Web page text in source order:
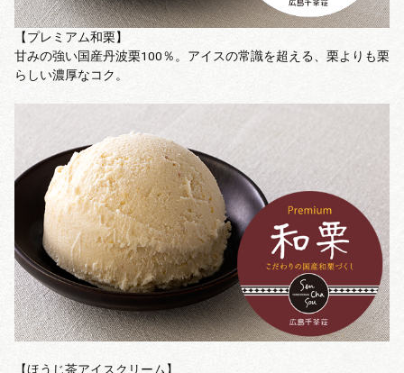
【プレミアム和栗】
甘みの強い国産丹波栗100％。アイスの常識を超える、栗よりも栗
らしい濃厚なコク。
【ほうじ茶アイスクリーム】